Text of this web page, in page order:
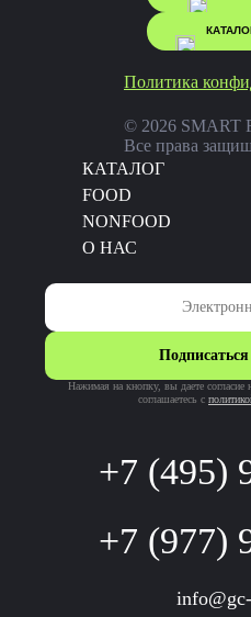
Политика
© 2026 SMART
Все права
КАТАЛОГ
FOOD
NONFOOD
О НАС
+7 (495)
+7 (977)
Нажимая на кнопку, вы даете
соглашаетесь c